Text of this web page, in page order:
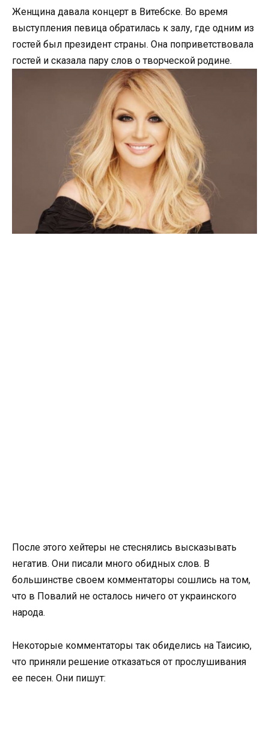
Женщина давала концерт в Витебске. Во время
выступления певица обратилась к залу, где одним из
гостей был президент страны. Она поприветствовала
гостей и сказала пару слов о творческой родине.
После этого хейтеры не стеснялись высказывать
негатив. Они писали много обидных слов. В
большинстве своем комментаторы сошлись на том,
что в Повалий не осталось ничего от украинского
народа.
Некоторые комментаторы так обиделись на Таисию,
что приняли решение отказаться от прослушивания
ее песен. Они пишут: